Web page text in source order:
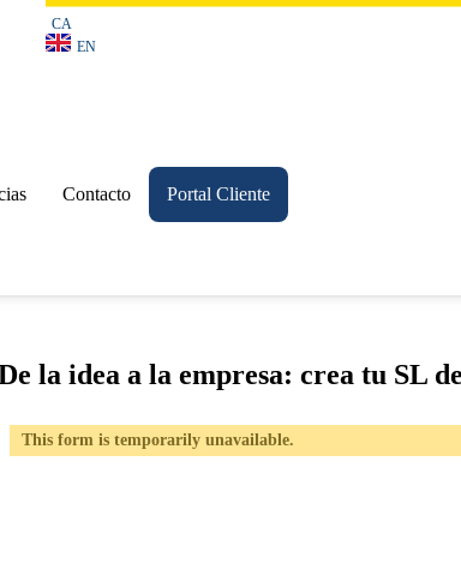
CA
EN
Contacto Portal Cliente
la idea a la empresa: crea tu SL
This form is temporarily unavailable.